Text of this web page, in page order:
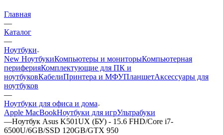
Главная
—
Каталог
—
Ноутбуки
New НоутбукиКомпьютеры и мониторыКомпьютерная
периферияКомплектующие для ПК и
ноутбуковКабелиПринтера и МФУПланшетАксессуары для
ноутбуков
—
Ноутбуки для офиса и дома
Apple MacBookНоутбуки для игрУльтрабуки
—Ноутбук Asus K501UX (БУ) - 15.6 FHD/Core i7-
6500U/6GB/SSD 120GB/GTX 950